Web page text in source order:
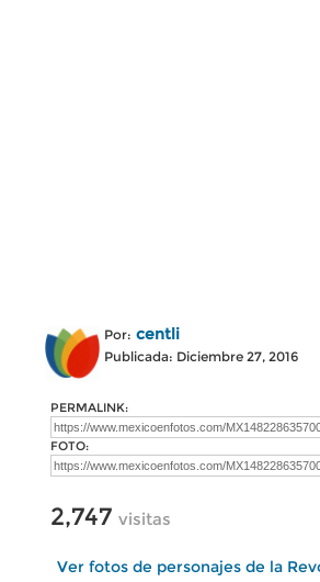
Por: centli
Publicada: Diciembre 27, 2016
PERMALINK:
FOTO:
2,747 visitas
Ver fotos de personajes de la